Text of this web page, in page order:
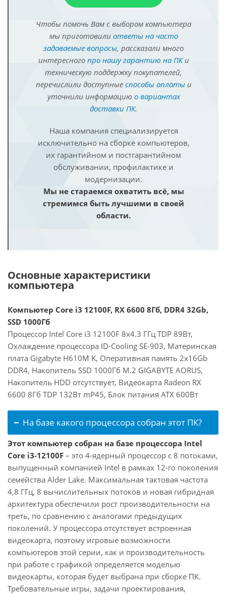
Чтобы помочь Вам с выбором компьютера
мы приготовили ответы на часто
задаваемые вопросы, рассказали много
интересного про нашу гарантию на ПКи
техническую поддержку покупателей,
перечислили доступные способы оплатыи
уточнили информацию о вариантах
доставки ПК.
Наша компания специализируется
исключительно на сборке компьютеров,
их гарантийном и постгарантийном
обслуживании, профилактике и
модернизации.
Мы не стараемся охватить всё, мы
стремимся быть лучшими в своей
области.
Основные характеристики
компьютера
Компьютер Core i3 12100F, RX 6600 8Гб, DDR4 32Gb,
SSD 1000Гб
Процессор Intel Core i3 12100F 8x4.3 ГГц TDP 89Вт,
Охлаждение процессора ID-Cooling SE-903, Материнская
плата Gigabyte H610M K, Оперативная память 2x16Gb
DDR4, Накопитель SSD 1000Гб M.2 GIGABYTE AORUS,
Накопитель HDD отсутствует, Видеокарта Radeon RX
6600 8Гб TDP 132Вт mP45, Блок питания ATX 600Вт
На базе какого процессора собран этот ПК?
Этот компьютер собран на базе процессора Intel
Core i3-12100F – это 4-ядерный процессор с 8 потоками,
выпущенный компанией Intel в рамках 12-го поколения
семейства Alder Lake. Максимальная тактовая частота
4,8 ГГц, 8 вычислительных потоков и новая гибридная
архитектура обеспечили рост производительности на
треть, по сравнению с аналогами предыдущих
поколений. У процессора отсутствует встроенная
видеокарта, поэтому игровые возможности
компьютеров этой серии, как и производительность
при работе с графикой определяется моделью
видеокарты, которая будет выбрана при сборке ПК.
Требовательные игры, задачи проектирования,